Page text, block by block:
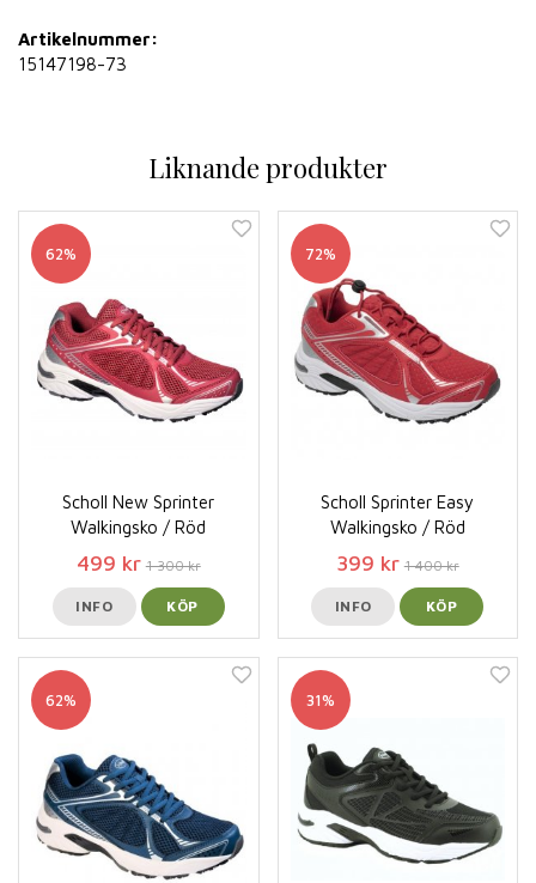
Artikelnummer:
15147198-73
Liknande produkter
62%
Scholl New Sprinter
Walkingsko / Röd
499 kr 1 300 kr
INFO KÖP
72%
Scholl Sprinter Easy
Walkingsko / Röd
399 kr 1 400 kr
INFO KÖP
62% 31%